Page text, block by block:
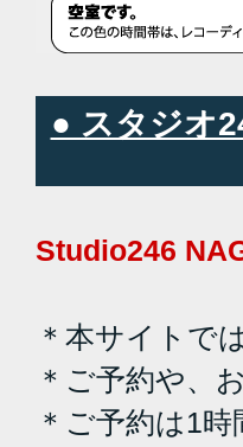
● スタジオ
Studio246
＊本サイトで
＊ご予約や、
＊ご予約は1